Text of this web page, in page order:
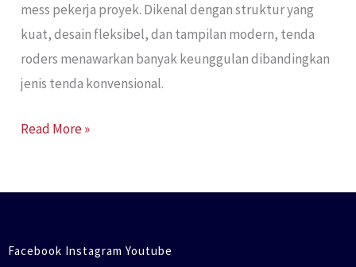
mess pekerja proyek. Dikenal dengan struktur yang
kuat, desain fleksibel, dan tampilan modern, tenda
roders menawarkan banyak keunggulan dibandingkan
jenis tenda konvensional.
Read More »
Facebook Instagram Youtube